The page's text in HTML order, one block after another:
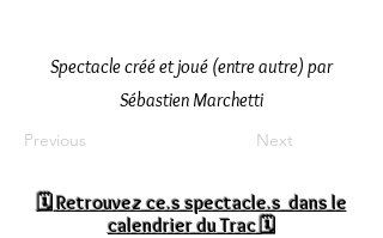
Spectacle créé et joué (entre autre) par
Sébastien Marchetti
Previous Next
🗓Retrouvez ce.s spectacle.s dans le
calendrier du Trac 🗓